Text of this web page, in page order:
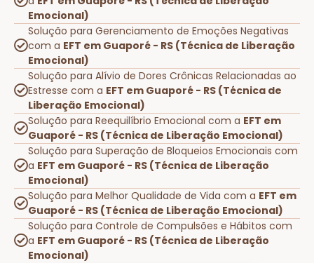
Emocional)
Solução para Gerenciamento de Emoções Negativas
com a EFT em Guaporé - RS (Técnica de Liberação
Emocional)
Solução para Alívio de Dores Crônicas Relacionadas ao
Estresse com a EFT em Guaporé - RS (Técnica de
Liberação Emocional)
Solução para Reequilíbrio Emocional com a EFT em
Guaporé - RS (Técnica de Liberação Emocional)
Solução para Superação de Bloqueios Emocionais com
a EFT em Guaporé - RS (Técnica de Liberação
Emocional)
Solução para Melhor Qualidade de Vida com a EFT em
Guaporé - RS (Técnica de Liberação Emocional)
Solução para Controle de Compulsões e Hábitos com
a EFT em Guaporé - RS (Técnica de Liberação
Emocional)